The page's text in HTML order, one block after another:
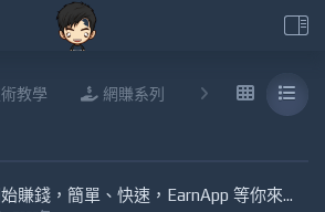
教學 網賺系列 說說進度
立即開始賺錢，簡單、快速，EarnApp 等你來！進階Docker(附出金圖)